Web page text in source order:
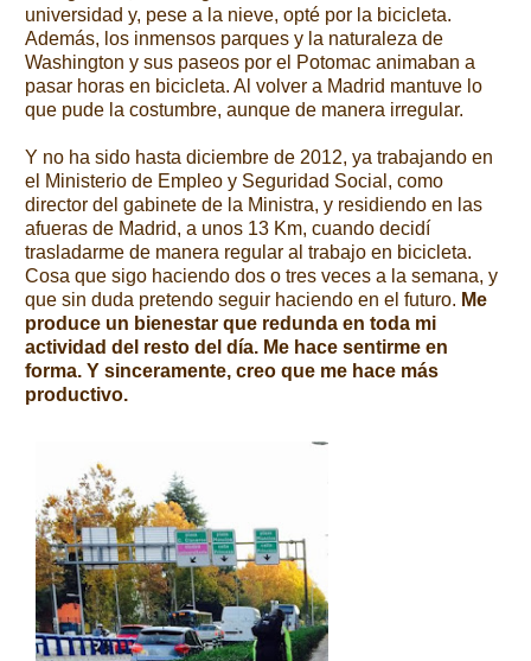
universidad y, pese a la nieve, opté por la bicicleta.
Además, los inmensos parques y la naturaleza de
Washington y sus paseos por el Potomac animaban a
pasar horas en bicicleta. Al volver a Madrid mantuve lo
que pude la costumbre, aunque de manera irregular.
Y no ha sido hasta diciembre de 2012, ya trabajando en
el Ministerio de Empleo y Seguridad Social, como
director del gabinete de la Ministra, y residiendo en las
afueras de Madrid, a unos 13 Km, cuando decidí
trasladarme de manera regular al trabajo en bicicleta.
Cosa que sigo haciendo dos o tres veces a la semana, y
que sin duda pretendo seguir haciendo en el futuro. Me
produce un bienestar que redunda en toda mi
actividad del resto del día. Me hace sentirme en
forma. Y sinceramente, creo que me hace más
productivo.